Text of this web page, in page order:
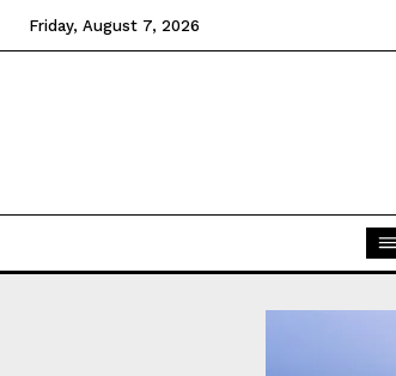
Friday, August 7, 2026